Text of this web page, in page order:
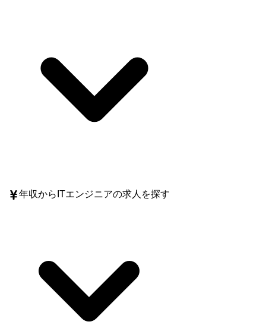
年収からITエンジニアの求人を探す